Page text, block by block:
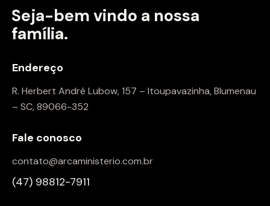
Seja-bem vindo a nossa
família.
Endereço
R. Herbert André Lubow, 157 – Itoupavazinha, Blumenau
– SC, 89066-352
Fale conosco
contato@arcaministerio.com.br
(47) 98812-7911